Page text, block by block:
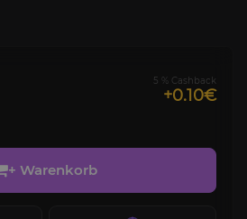
5 % Cashback
+0.10€
+ Warenkorb